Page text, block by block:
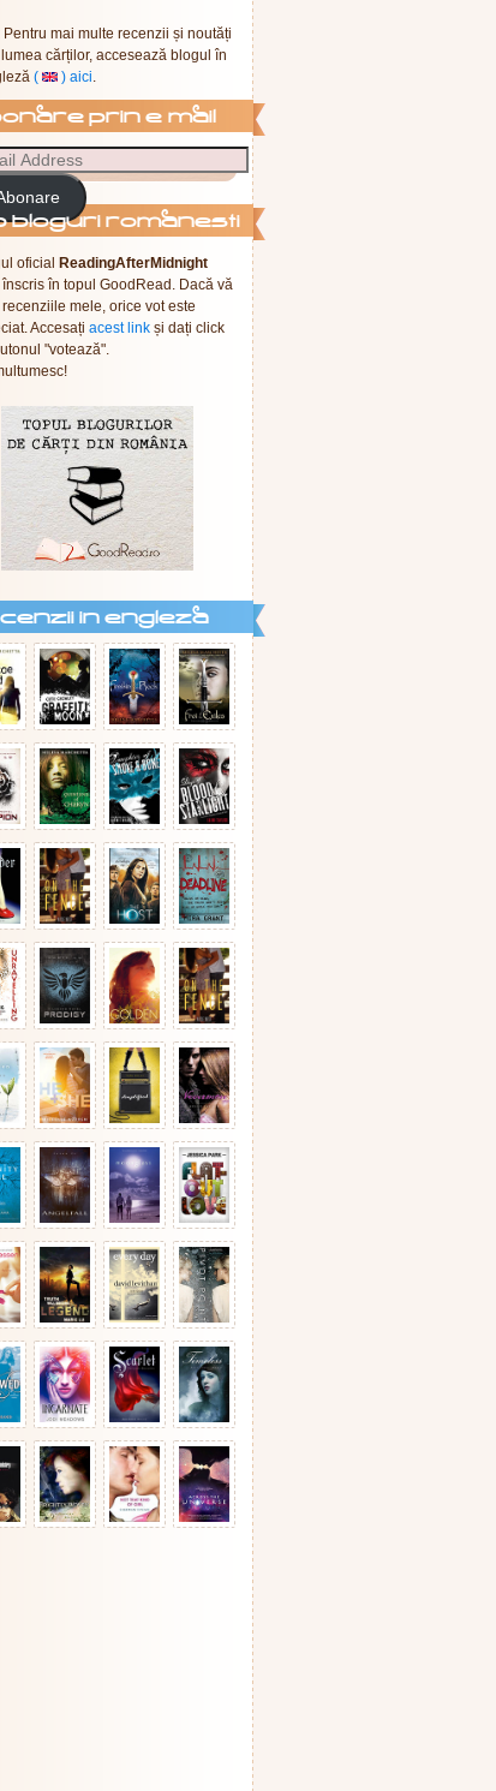
Pentru mai multe recenzii și noutăți
cărților, accesează blogul în
( ) aici.
prin e-mail
Bloguri Romanesti
oficial ReadingAfterMidnight
înscris în topul GoodRead. Dacă vă
mele, orice vot este
Accesați acest link și dați click
"votează".
in engleza